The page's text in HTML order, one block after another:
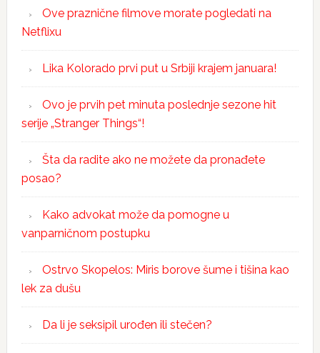
Ove praznične filmove morate pogledati na
Netflixu
Lika Kolorado prvi put u Srbiji krajem januara!
Ovo je prvih pet minuta poslednje sezone hit
serije „Stranger Things“!
Šta da radite ako ne možete da pronađete
posao?
Kako advokat može da pomogne u
vanparničnom postupku
Ostrvo Skopelos: Miris borove šume i tišina kao
lek za dušu
Da li je seksipil urođen ili stečen?